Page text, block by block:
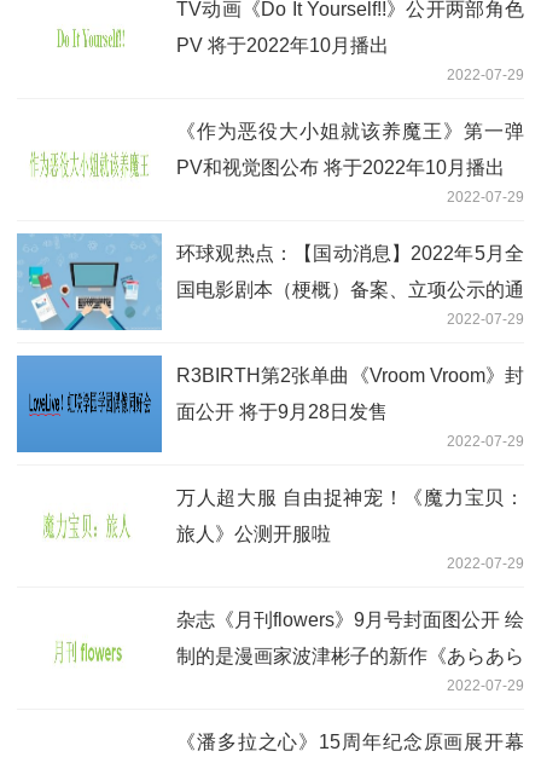
TV动画《Do It Yourself!!》公开两部角色
PV 将于2022年10月播出
2022-07-29
《作为恶役大小姐就该养魔王》第一弹
PV和视觉图公布 将于2022年10月播出
2022-07-29
环球观热点：【国动消息】2022年5月全
国电影剧本（梗概）备案、立项公示的通
2022-07-29
R3BIRTH第2张单曲《Vroom Vroom》封
面公开 将于9月28日发售
2022-07-29
万人超大服 自由捉神宠！《魔力宝贝：
旅人》公测开服啦
2022-07-29
杂志《月刊flowers》9月号封面图公开 绘
制的是漫画家波津彬子的新作《あらあら
2022-07-29
《潘多拉之心》15周年纪念原画展开幕